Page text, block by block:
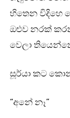
හිතෙන විදිහෙ
ඔළුව නරක්
වෙලා
සූර්යා කට
“අනේ නෑ”